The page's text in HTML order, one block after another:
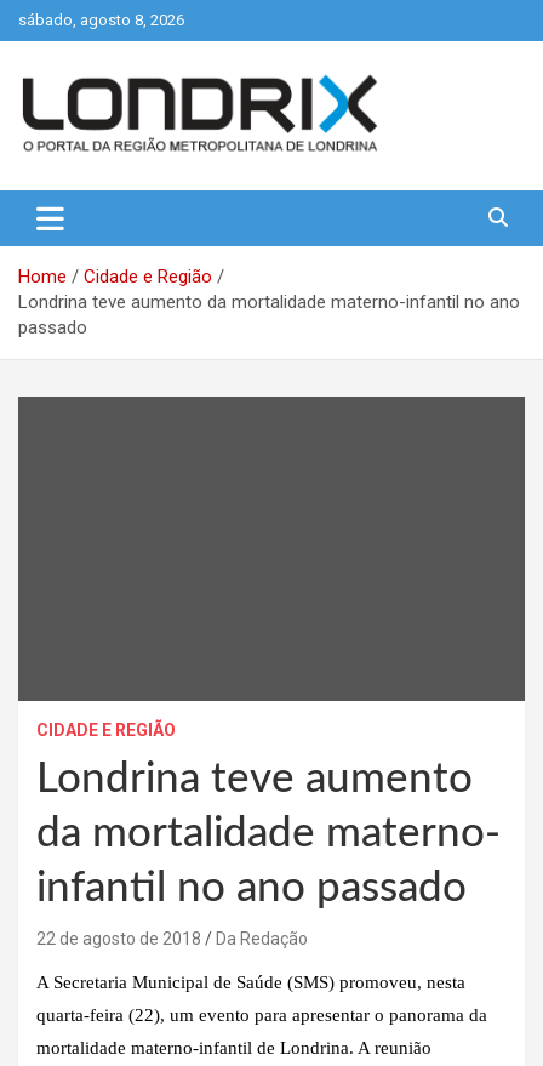
Skip
to
sábado, agosto 8, 2026
Londrix
Home
Cidade e Região
Londrina teve aumento da mortalidade materno-infantil no ano
passado
CIDADE E REGIÃO
Londrina teve aumento
da mortalidade materno-
infantil no ano passado
22 de agosto de 2018 Da Redação
A Secretaria Municipal de Saúde (SMS) promoveu, nesta
quarta-feira (22), um evento para apresentar o panorama da
mortalidade materno-infantil de Londrina. A reunião